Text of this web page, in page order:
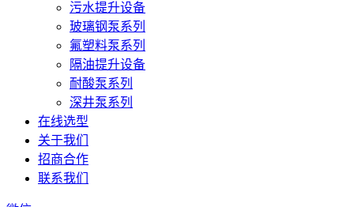
污水提升设备
玻璃钢泵系列
氟塑料泵系列
隔油提升设备
耐酸泵系列
深井泵系列
在线选型
关于我们
招商合作
联系我们